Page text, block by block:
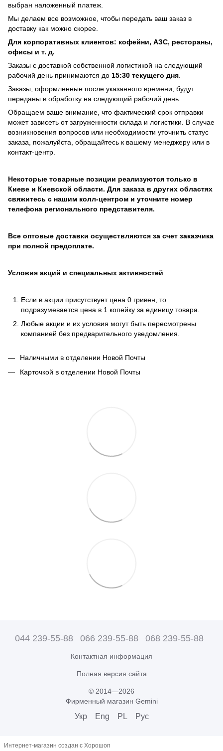
выбран наложенный платеж.
Мы делаем все возможное, чтобы передать ваш заказ в
доставку как можно скорее.
Для корпоративных клиентов: кофейни, АЗС, рестораны,
офисы и т. д.
Заказы с доставкой собственной логистикой на следующий
рабочий день принимаются до 15:30 текущего дня
Заказы, оформленные после указанного времени, будут
переданы в обработку на следующий рабочий день.
Обращаем ваше внимание, что фактический срок отправки
может зависеть от загруженности склада и логистики. В случае
возникновения вопросов или необходимости уточнить статус
заказа, пожалуйста, обращайтесь к вашему менеджеру или в
контакт-центр.
Некоторые товарные позиции реализуются только в
Киеве и Киевской области. Для заказа в других областях
свяжитесь с нашим колл-центром и уточните номер
телефона регионального представителя.
Все оптовые доставки осуществляются за счет заказчика
при полной предоплате.
Условия акций и специальных активностей
Если в акции присутствует цена 0 гривен, то
подразумевается цена в 1 копейку за единицу товара.
Любые акции и их условия могут быть пересмотрены
компанией без предварительного уведомления.
Наличными в отделении Новой Почты
Карточкой в отделении Новой Почты
044 239-55-88 066 239-55-88 068 239-55-88
Контактная информация
Полная версия сайта
© 2014—2026
Фирменный магазин Gemini
Укр Eng PL Рус
Интернет-магазин создан с Хорошоп